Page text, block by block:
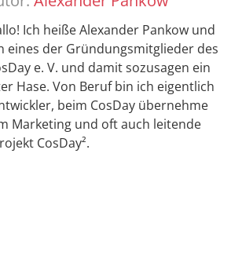
Ich heiße Alexander Pankow und
eines der Gründungsmitglieder des
e. V. und damit sozusagen ein
Hase. Von Beruf bin ich eigentlich
beim CosDay übernehme
Marketing und oft auch leitende
CosDay².